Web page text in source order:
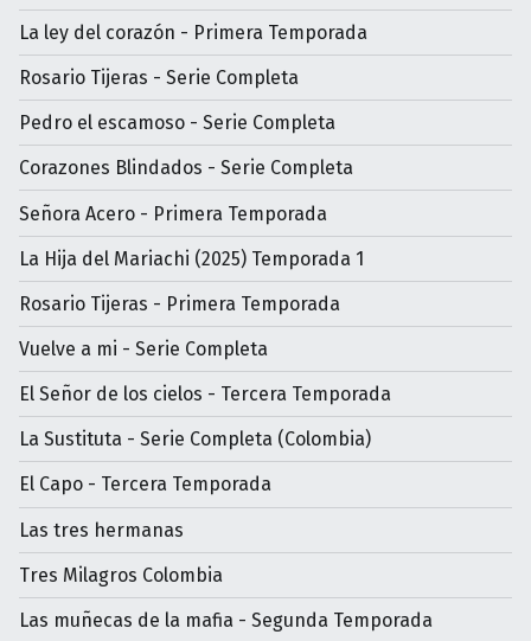
La ley del corazón - Primera Temporada
Rosario Tijeras - Serie Completa
Pedro el escamoso - Serie Completa
Corazones Blindados - Serie Completa
Señora Acero - Primera Temporada
La Hija del Mariachi (2025) Temporada 1
Rosario Tijeras - Primera Temporada
Vuelve a mi - Serie Completa
El Señor de los cielos - Tercera Temporada
La Sustituta - Serie Completa (Colombia)
El Capo - Tercera Temporada
Las tres hermanas
Tres Milagros Colombia
Las muñecas de la mafia - Segunda Temporada